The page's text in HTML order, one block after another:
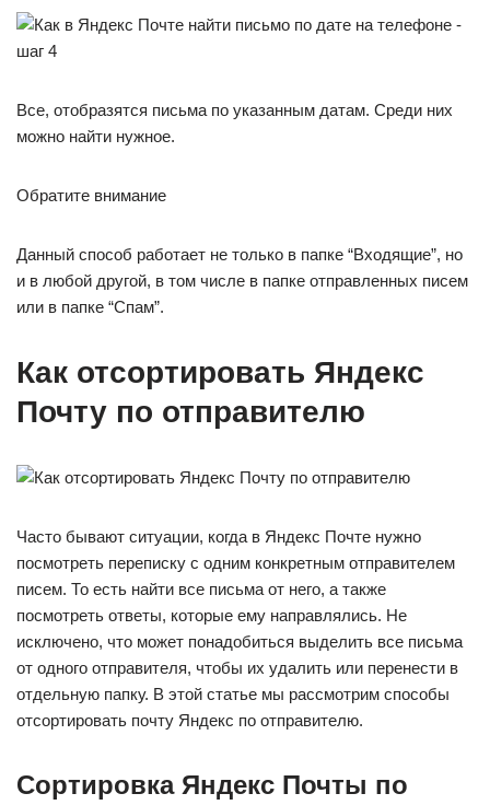
Все, отобразятся письма по указанным датам. Среди них
можно найти нужное.
Обратите внимание
Данный способ работает не только в папке “Входящие”, но
и в любой другой, в том числе в папке отправленных писем
или в папке “Спам”.
Как отсортировать Яндекс
Почту по отправителю
Часто бывают ситуации, когда в Яндекс Почте нужно
посмотреть переписку с одним конкретным отправителем
писем. То есть найти все письма от него, а также
посмотреть ответы, которые ему направлялись. Не
исключено, что может понадобиться выделить все письма
от одного отправителя, чтобы их удалить или перенести в
отдельную папку. В этой статье мы рассмотрим способы
отсортировать почту Яндекс по отправителю.
Сортировка Яндекс Почты по